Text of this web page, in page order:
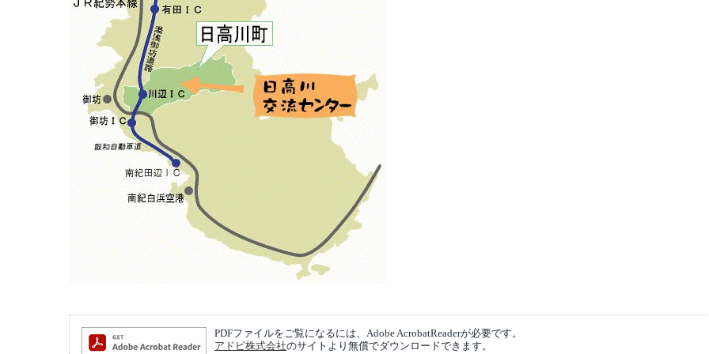
PDFファイルをご覧になるには、Adobe AcrobatReaderが必要です。
アドビ株式会社のサイトより無償でダウンロードできます。